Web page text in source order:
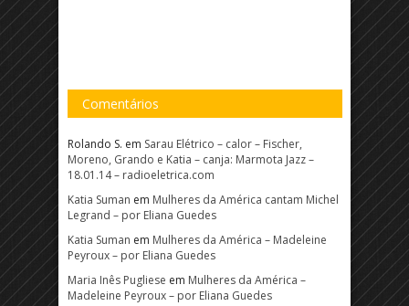
Comentários
Rolando S. em Sarau Elétrico – calor – Fischer,
Moreno, Grando e Katia – canja: Marmota Jazz –
18.01.14 – radioeletrica.com
Katia Suman em Mulheres da América cantam Michel
Legrand – por Eliana Guedes
Katia Suman em Mulheres da América – Madeleine
Peyroux – por Eliana Guedes
Maria Inês Pugliese em Mulheres da América –
Madeleine Peyroux – por Eliana Guedes